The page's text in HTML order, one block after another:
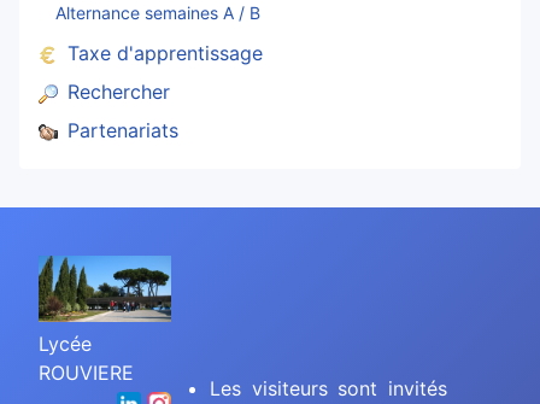
Alternance semaines A / B
Taxe d'apprentissage
Rechercher
Partenariats
Lycée
ROUVIERE
Les visiteurs sont invités